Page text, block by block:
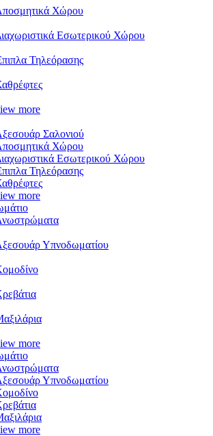
Χώρου
Εσωτερικού Χώρου
Τηλεόρασης
more
Σαλονιού
Χώρου
Εσωτερικού Χώρου
Τηλεόρασης
more
Υπνοδωματίου
more
Υπνοδωματίου
more